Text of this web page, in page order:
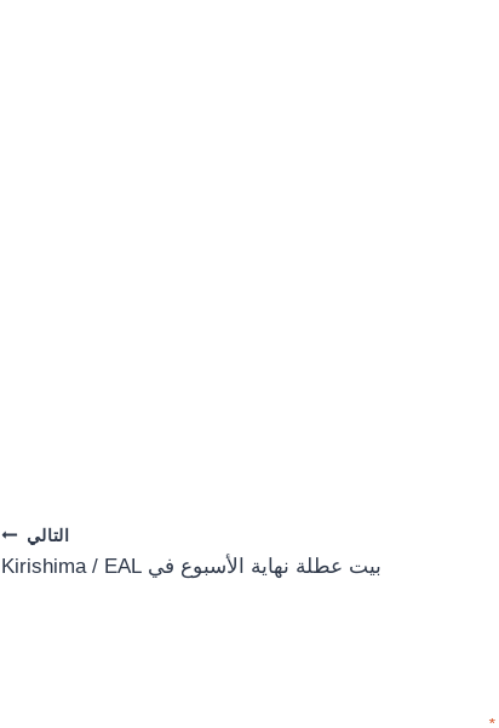
التالي
بيت عطلة نهاية الأسبوع في Kirishima / EAL